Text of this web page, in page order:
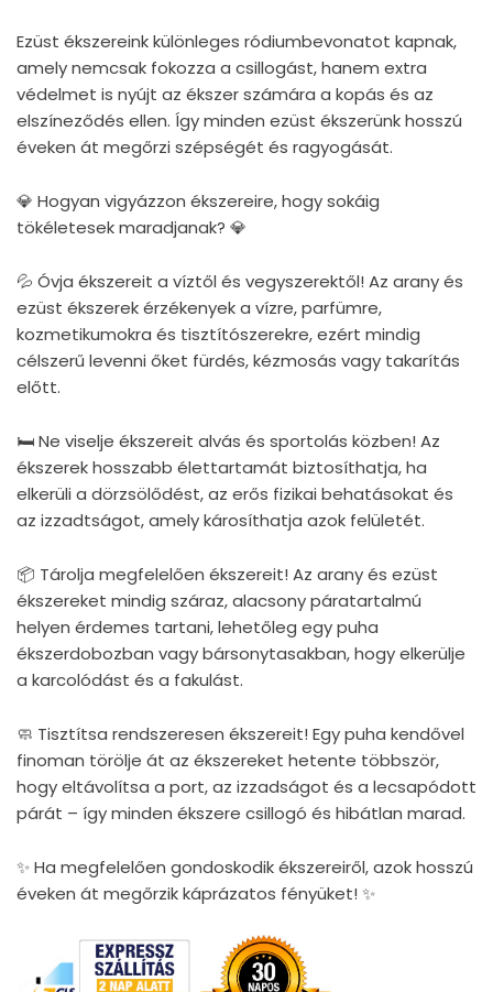
Ezüst ékszereink különleges ródiumbevonatot kapnak,
amely nemcsak fokozza a csillogást, hanem extra
védelmet is nyújt az ékszer számára a kopás és az
elszíneződés ellen. Így minden ezüst ékszerünk hosszú
éveken át megőrzi szépségét és ragyogását.
💎 Hogyan vigyázzon ékszereire, hogy sokáig
tökéletesek maradjanak? 💎
💦 Óvja ékszereit a víztől és vegyszerektől! Az arany és
ezüst ékszerek érzékenyek a vízre, parfümre,
kozmetikumokra és tisztítószerekre, ezért mindig
célszerű levenni őket fürdés, kézmosás vagy takarítás
előtt.
🛏 Ne viselje ékszereit alvás és sportolás közben! Az
ékszerek hosszabb élettartamát biztosíthatja, ha
elkerüli a dörzsölődést, az erős fizikai behatásokat és
az izzadtságot, amely károsíthatja azok felületét.
📦 Tárolja megfelelően ékszereit! Az arany és ezüst
ékszereket mindig száraz, alacsony páratartalmú
helyen érdemes tartani, lehetőleg egy puha
ékszerdobozban vagy bársonytasakban, hogy elkerülje
a karcolódást és a fakulást.
🧼 Tisztítsa rendszeresen ékszereit! Egy puha kendővel
finoman törölje át az ékszereket hetente többször,
hogy eltávolítsa a port, az izzadságot és a lecsapódott
párát – így minden ékszere csillogó és hibátlan marad.
✨ Ha megfelelően gondoskodik ékszereiről, azok hosszú
éveken át megőrzik káprázatos fényüket! ✨